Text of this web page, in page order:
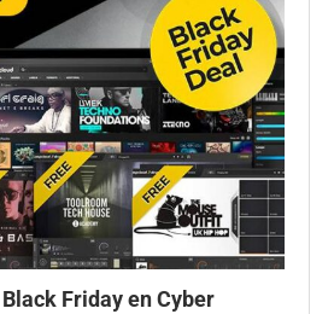
Friday en Cyber